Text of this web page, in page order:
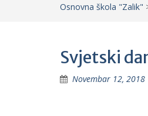
Osnovna škola "Zalik"
Svjetski
Novembar 12, 2018